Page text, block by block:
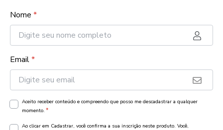
Nome *
Email*
Aceito receber conteúdo e compreendo que posso me descadastrar a qualquer
momento. *
Ao clicar em Cadastrar, você confirma a sua inscrição neste produto. Você,